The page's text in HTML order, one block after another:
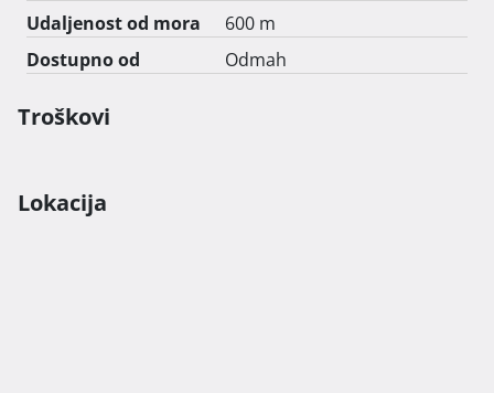
Udaljenost od mora
600 m
Dostupno od
Odmah
Troškovi
Lokacija